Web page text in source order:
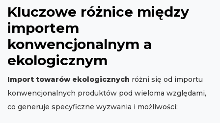
Kluczowe różnice między
importem
konwencjonalnym a
ekologicznym
Import towarów ekologicznych różni się od importu
konwencjonalnych produktów pod wieloma względami,
co generuje specyficzne wyzwania i możliwości: